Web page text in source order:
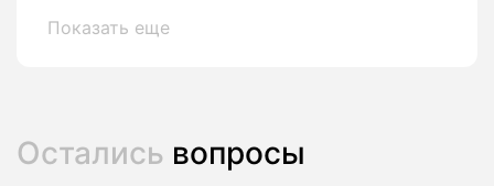
Показать еще
Остались вопросы